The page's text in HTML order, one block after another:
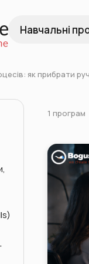
Навчальні
як прибрати
1 програм